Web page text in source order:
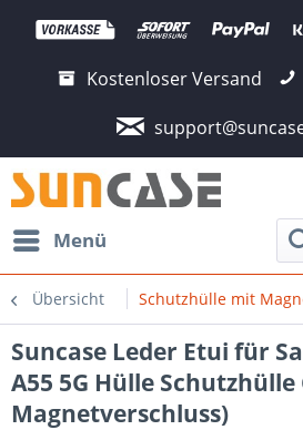
Kostenloser Versand
Menü
Übersicht Schutzhülle mit
Suncase Leder Etui für
A55 5G Hülle Schutzhülle
Magnetverschluss)